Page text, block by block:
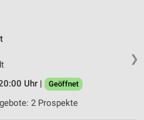
❯
Uhr |
Geöffnet
2 Prospekte